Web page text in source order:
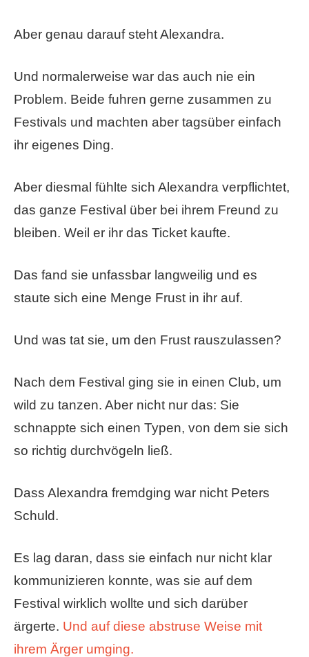
Aber genau darauf steht Alexandra.
Und normalerweise war das auch nie ein
Problem. Beide fuhren gerne zusammen zu
Festivals und machten aber tagsüber einfach
ihr eigenes Ding.
Aber diesmal fühlte sich Alexandra verpflichtet,
das ganze Festival über bei ihrem Freund zu
bleiben. Weil er ihr das Ticket kaufte.
Das fand sie unfassbar langweilig und es
staute sich eine Menge Frust in ihr auf.
Und was tat sie, um den Frust rauszulassen?
Nach dem Festival ging sie in einen Club, um
wild zu tanzen. Aber nicht nur das: Sie
schnappte sich einen Typen, von dem sie sich
so richtig durchvögeln ließ.
Dass Alexandra fremdging war nicht Peters
Schuld.
Es lag daran, dass sie einfach nur nicht klar
kommunizieren konnte, was sie auf dem
Festival wirklich wollte und sich darüber
ärgerte. Und auf diese abstruse Weise mit
ihrem Ärger umging.